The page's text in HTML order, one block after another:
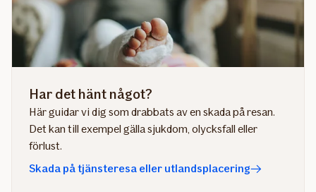
Har det hänt något?
Här guidar vi dig som drabbats av en skada på resan.
Det kan till exempel gälla sjukdom, olycksfall eller
förlust.
Skada på tjänsteresa eller utlandsplacering